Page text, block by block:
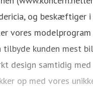
og beskæftiger i
vores
tilbyde kunden mest
design samtidig
op med vores